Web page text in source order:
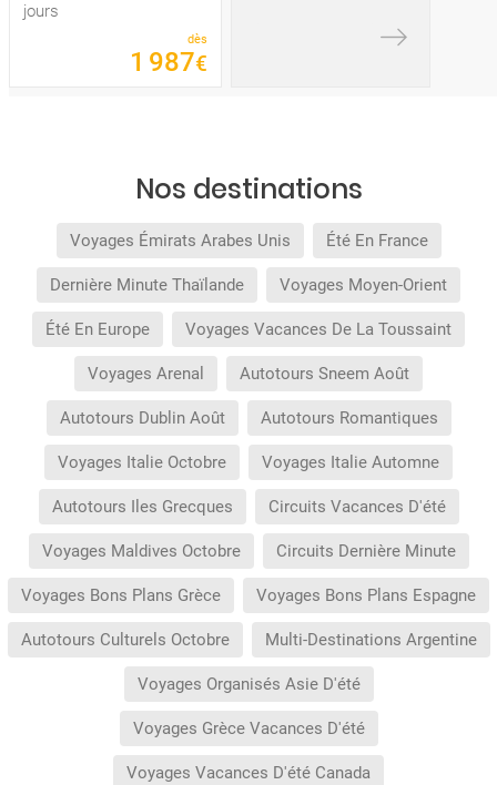
jours
dès
1 987€
Nos destinations
Voyages Émirats Arabes Unis Été En France
Dernière Minute Thaïlande Voyages Moyen-Orient
Été En Europe Voyages Vacances De La Toussaint
Voyages Arenal Autotours Sneem Août
Autotours Dublin Août Autotours Romantiques
Voyages Italie Octobre Voyages Italie Automne
Autotours Iles Grecques Circuits Vacances D'été
Voyages Maldives Octobre Circuits Dernière Minute
Voyages Bons Plans Grèce Voyages Bons Plans Espagne
Autotours Culturels Octobre Multi-Destinations Argentine
Voyages Organisés Asie D'été
Voyages Grèce Vacances D'été
Voyages Vacances D'été Canada